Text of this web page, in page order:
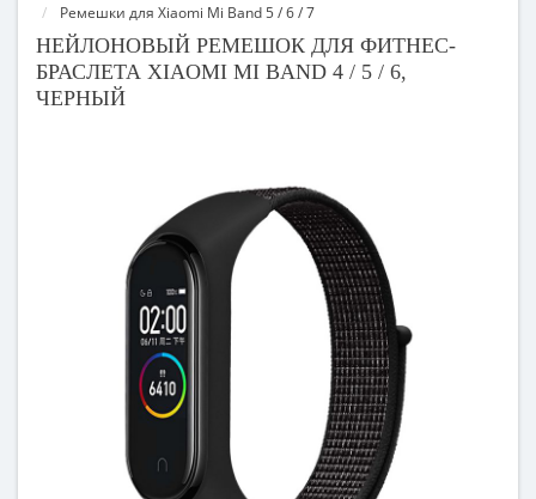
Ремешки для Xiaomi Mi Band 5 / 6 / 7
НЕЙЛОНОВЫЙ РЕМЕШОК ДЛЯ ФИТНЕС-
БРАСЛЕТА XIAOMI MI BAND 4 / 5 / 6,
ЧЕРНЫЙ